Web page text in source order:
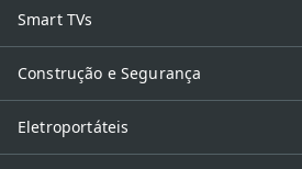
Smart TVs
Construção e Segurança
Eletroportáteis